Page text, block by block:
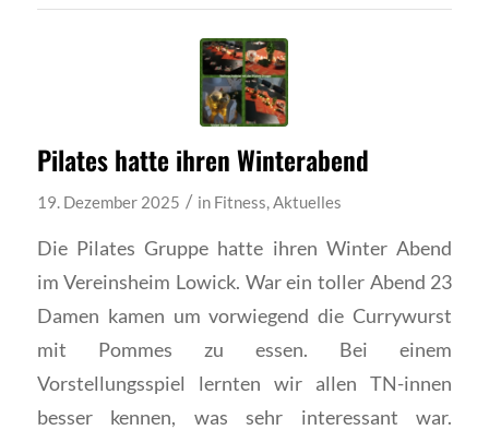
Pilates hatte ihren Winterabend
19. Dezember 2025 / in Fitness,Aktuelles
Die Pilates Gruppe hatte ihren Winter Abend
im Vereinsheim Lowick. War ein toller Abend 23
Damen kamen um vorwiegend die Currywurst
mit Pommes zu essen. Bei einem
Vorstellungsspiel lernten wir allen TN-innen
besser kennen, was sehr interessant war.